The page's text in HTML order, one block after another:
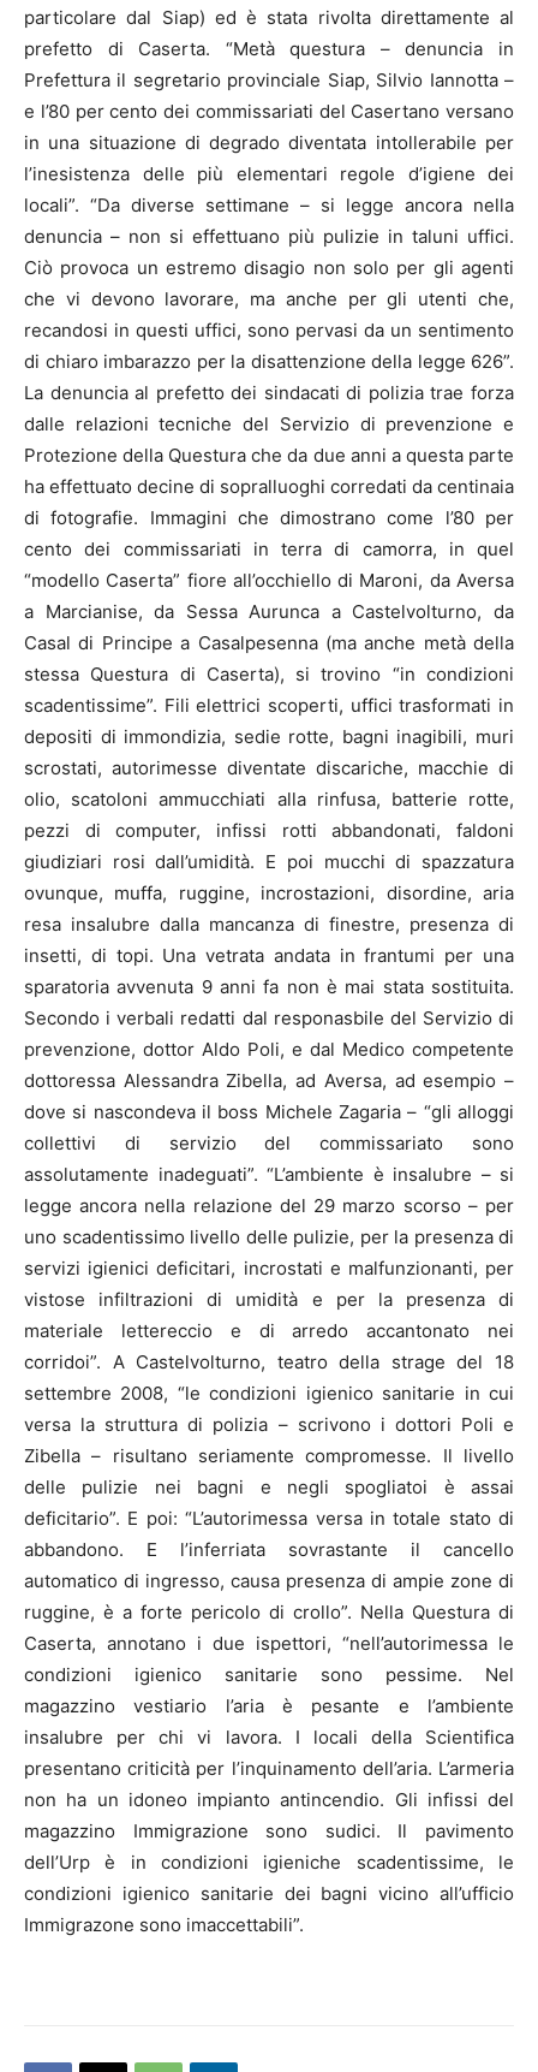
particolare dal Siap) ed è stata rivolta direttamente al
prefetto di Caserta. “Metà questura – denuncia in
Prefettura il segretario provinciale Siap, Silvio Iannotta –
e l’80 per cento dei commissariati del Casertano versano
in una situazione di degrado diventata intollerabile per
l’inesistenza delle più elementari regole d’igiene dei
locali”. “Da diverse settimane – si legge ancora nella
denuncia – non si effettuano più pulizie in taluni uffici.
Ciò provoca un estremo disagio non solo per gli agenti
che vi devono lavorare, ma anche per gli utenti che,
recandosi in questi uffici, sono pervasi da un sentimento
di chiaro imbarazzo per la disattenzione della legge 626”.
La denuncia al prefetto dei sindacati di polizia trae forza
dalle relazioni tecniche del Servizio di prevenzione e
Protezione della Questura che da due anni a questa parte
ha effettuato decine di sopralluoghi corredati da centinaia
di fotografie. Immagini che dimostrano come l’80 per
cento dei commissariati in terra di camorra, in quel
“modello Caserta” fiore all’occhiello di Maroni, da Aversa
a Marcianise, da Sessa Aurunca a Castelvolturno, da
Casal di Principe a Casalpesenna (ma anche metà della
stessa Questura di Caserta), si trovino “in condizioni
scadentissime”. Fili elettrici scoperti, uffici trasformati in
depositi di immondizia, sedie rotte, bagni inagibili, muri
scrostati, autorimesse diventate discariche, macchie di
olio, scatoloni ammucchiati alla rinfusa, batterie rotte,
pezzi di computer, infissi rotti abbandonati, faldoni
giudiziari rosi dall’umidità. E poi mucchi di spazzatura
ovunque, muffa, ruggine, incrostazioni, disordine, aria
resa insalubre dalla mancanza di finestre, presenza di
insetti, di topi. Una vetrata andata in frantumi per una
sparatoria avvenuta 9 anni fa non è mai stata sostituita.
Secondo i verbali redatti dal responasbile del Servizio di
prevenzione, dottor Aldo Poli, e dal Medico competente
dottoressa Alessandra Zibella, ad Aversa, ad esempio –
dove si nascondeva il boss Michele Zagaria – “gli alloggi
collettivi di servizio del commissariato sono
assolutamente inadeguati”. “L’ambiente è insalubre – si
legge ancora nella relazione del 29 marzo scorso – per
uno scadentissimo livello delle pulizie, per la presenza di
servizi igienici deficitari, incrostati e malfunzionanti, per
vistose infiltrazioni di umidità e per la presenza di
materiale lettereccio e di arredo accantonato nei
corridoi”. A Castelvolturno, teatro della strage del 18
settembre 2008, “le condizioni igienico sanitarie in cui
versa la struttura di polizia – scrivono i dottori Poli e
Zibella – risultano seriamente compromesse. Il livello
delle pulizie nei bagni e negli spogliatoi è assai
deficitario”. E poi: “L’autorimessa versa in totale stato di
abbandono. E l’inferriata sovrastante il cancello
automatico di ingresso, causa presenza di ampie zone di
ruggine, è a forte pericolo di crollo”. Nella Questura di
Caserta, annotano i due ispettori, “nell’autorimessa le
condizioni igienico sanitarie sono pessime. Nel
magazzino vestiario l’aria è pesante e l’ambiente
insalubre per chi vi lavora. I locali della Scientifica
presentano criticità per l’inquinamento dell’aria. L’armeria
non ha un idoneo impianto antincendio. Gli infissi del
magazzino Immigrazione sono sudici. Il pavimento
dell’Urp è in condizioni igieniche scadentissime, le
condizioni igienico sanitarie dei bagni vicino all’ufficio
Immigrazone sono imaccettabili”.